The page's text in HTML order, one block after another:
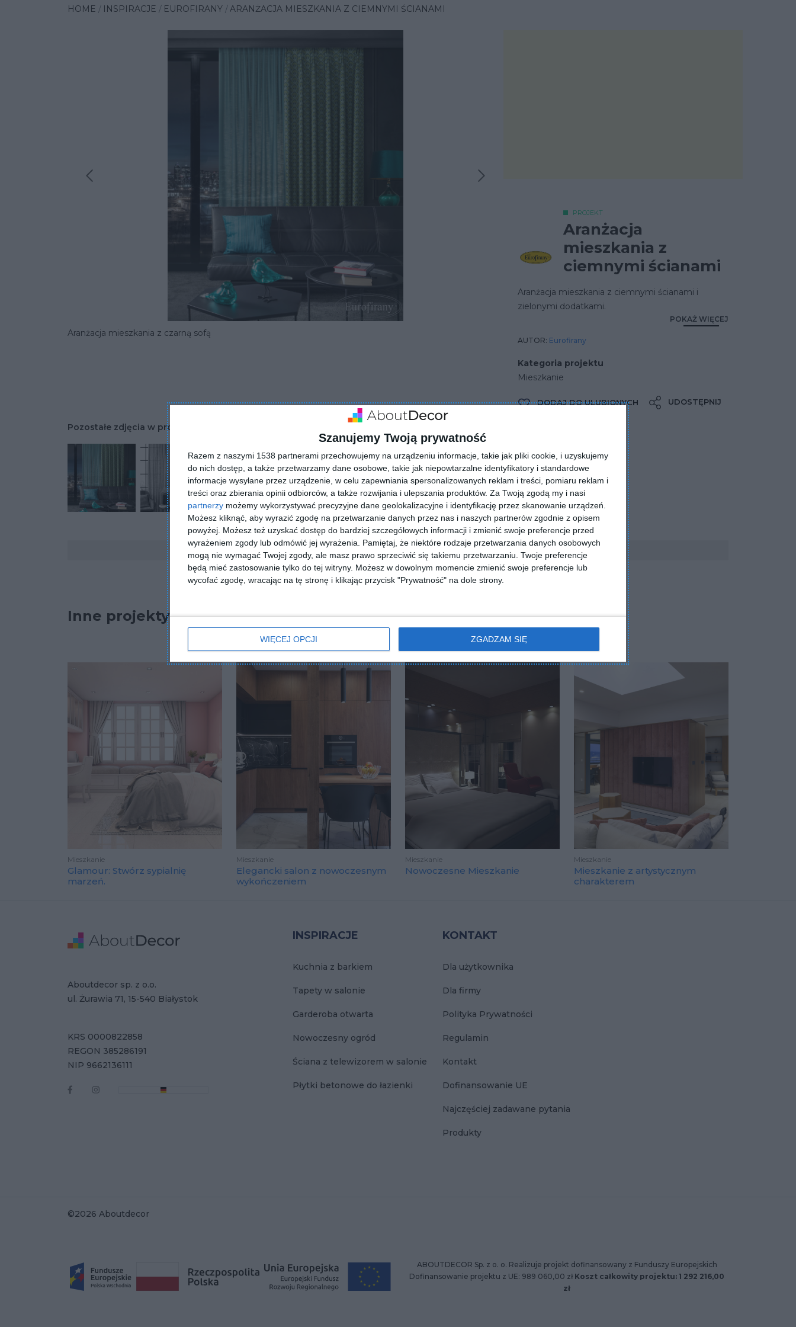
Szanujemy Twoją prywatność
Razem z naszymi 1538 partnerami przechowujemy na urządzeniu informacje, takie jak pliki cookie, i uzyskujemy
do nich dostęp, a także przetwarzamy dane osobowe, takie jak niepowtarzalne identyfikatory i standardowe
informacje wysyłane przez urządzenie, w celu zapewniania spersonalizowanych reklam i treści, pomiaru reklam i
treści oraz zbierania opinii odbiorców, a także rozwijania i ulepszania produktów. Za Twoją zgodą my i nasi
partnerzy możemy wykorzystywać precyzyjne dane geolokalizacyjne i identyfikację przez skanowanie urządzeń.
Możesz kliknąć, aby wyrazić zgodę na przetwarzanie danych przez nas i naszych partnerów zgodnie z opisem
powyżej. Możesz też uzyskać dostęp do bardziej szczegółowych informacji i zmienić swoje preferencje przed
wyrażeniem zgody lub odmówić jej wyrażenia.
Pamiętaj, że niektóre rodzaje przetwarzania danych osobowych
mogą nie wymagać Twojej zgody, ale masz prawo sprzeciwić się takiemu przetwarzaniu. Twoje preferencje
będą mieć zastosowanie tylko do tej witryny. Możesz w dowolnym momencie zmienić swoje preferencje lub
wycofać zgodę, wracając na tę stronę i klikając przycisk "Prywatność" na dole strony.
WIĘCEJ OPCJI ZGADZAM SIĘ
HOME INSPIRACJE EUROFIRANY ARANŻACJA MIESZKANIA Z CIEMNYMI ŚCIANAMI
Poprzednia inspiracjaNastępna inspiracja
Aranżacja mieszkania z czarną sofą
PROJEKT
Aranżacja
mieszkania z
ciemnymi ścianami
Aranżacja mieszkania z ciemnymi ścianami i
zielonymi dodatkami.
POKAŻ WIĘCEJ
AUTOR: Eurofirany
Kategoria projektu
Mieszkanie
DODAJ DO ULUBIONYCH UDOSTĘPNIJ
Pozostałe zdjęcia w projekcie:
ZADAJ PYTANIE
Inne projekty
Mieszkanie
Glamour: Stwórz sypialnię
marzeń.
Mieszkanie
Elegancki salon z nowoczesnym
wykończeniem
Mieszkanie
Nowoczesne Mieszkanie
Mieszkanie
Mieszkanie z artystycznym
charakterem
INSPIRACJE
Kuchnia z barkiem
Tapety w salonie
Garderoba otwarta
Nowoczesny ogród
Ściana z telewizorem w salonie
Płytki betonowe do łazienki
KONTAKT
Dla użytkownika
Dla firmy
Polityka Prywatności
Regulamin
Kontakt
Dofinansowanie UE
Najczęściej zadawane pytania
Produkty
Adres
Aboutdecor sp. z o.o.
ul. Żurawia 71, 15-540 Białystok
Dane Firmy
KRS 0000822858
REGON 385286191
NIP 9662136111
©2026 Aboutdecor
ABOUTDECOR Sp. z o. o. Realizuje projekt dofinansowany z Funduszy Europejskich
Dofinansowanie projektu z UE: 989 060,00 zł Koszt całkowity projektu: 1 292 216,00
zł